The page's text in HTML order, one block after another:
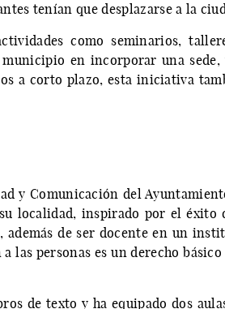
tenían que desplazarse a la
como seminarios,
en incorporar una sede,
a corto plazo, esta iniciativa
y Comunicación del
localidad, inspirado por el éxito
además de ser docente en un
las personas es un derecho
de texto y ha equipado dos